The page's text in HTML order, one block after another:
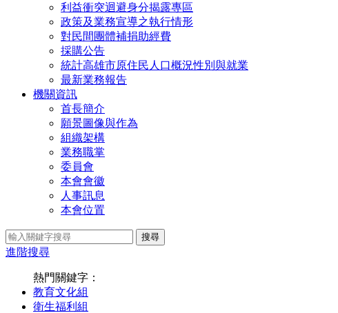
利益衝突迴避身分揭露專區
政策及業務宣導之執行情形
對民間團體補捐助經費
採購公告
統計高雄市原住民人口概況性別與就業
最新業務報告
機關資訊
首長簡介
願景圖像與作為
組織架構
業務職掌
委員會
本會會徽
人事訊息
本會位置
搜尋
進階搜尋
熱門關鍵字：
教育文化組
衛生福利組